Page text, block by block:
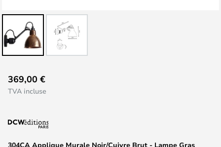
to
the
of
images
304CA Applique Murale Noir/Cuivre Brut - Lampe Gras
369,00 €
TVA incluse